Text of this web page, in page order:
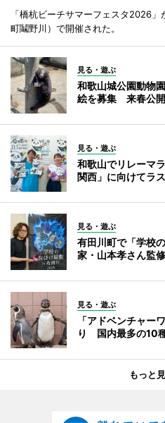
「橋杭ビーチサマーフェスタ2026
町鬮野川）で開催された。
見る・遊ぶ
和歌山城公園動物
絵を募集 来春公
見る・遊ぶ
和歌山でリレーマ
関西」に向けてラ
見る・遊ぶ
有田川町で「学校
家・山本孝さん監修
見る・遊ぶ
「アドベンチャー
り 国内最多の10
もっと